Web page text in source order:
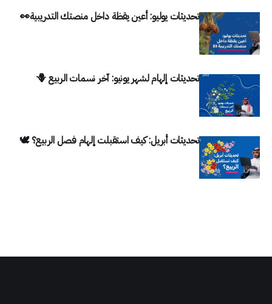
تحديثات يوليو: أعين يقظة داخل منصتك التدريبية👀
تحديثات إلهام لشهر يونيو: آخر نسمات الربيع 🪻
تحديثات أبريل: كيف استقبلت إلهام فصل الربيع؟ 🕊️